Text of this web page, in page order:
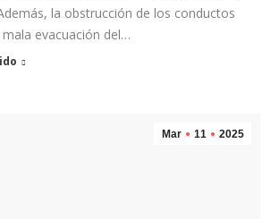
la obstrucción de los conductos
evacuación del…
Mar 11 2025